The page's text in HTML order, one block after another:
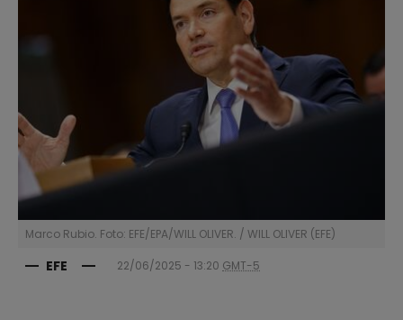
Marco Rubio. Foto: EFE/EPA/WILL OLIVER. / WILL OLIVER (EFE)
EFE 22/06/2025 - 13:20 GMT-5